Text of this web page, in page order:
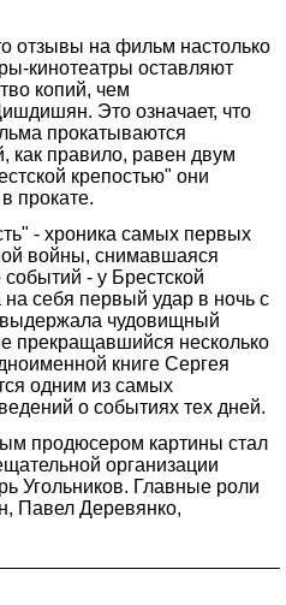
отзывы на фильм настолько
кинотеатры оставляют
копий, чем
Это означает, что
прокатываются
как правило, равен двум
крепостью" они
прокате.
- хроника самых первых
войны, снимавшаяся
- у Брестской
на себя первый удар в ночь с
чудовищный
прекращавшийся несколько
книге Сергея
одним из самых
о событиях тех дней.
продюсером картины стал
организации
Угольников. Главные роли
Павел Деревянко,